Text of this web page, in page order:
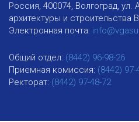
Россия, 400074, Волгоград, ул.
архитектуры и строительства
Электронная почта:
Общий отдел: (8442) 96-98-26
Приемная комиссия: (8442) 97-
Ректорат: (8442) 97-48-72